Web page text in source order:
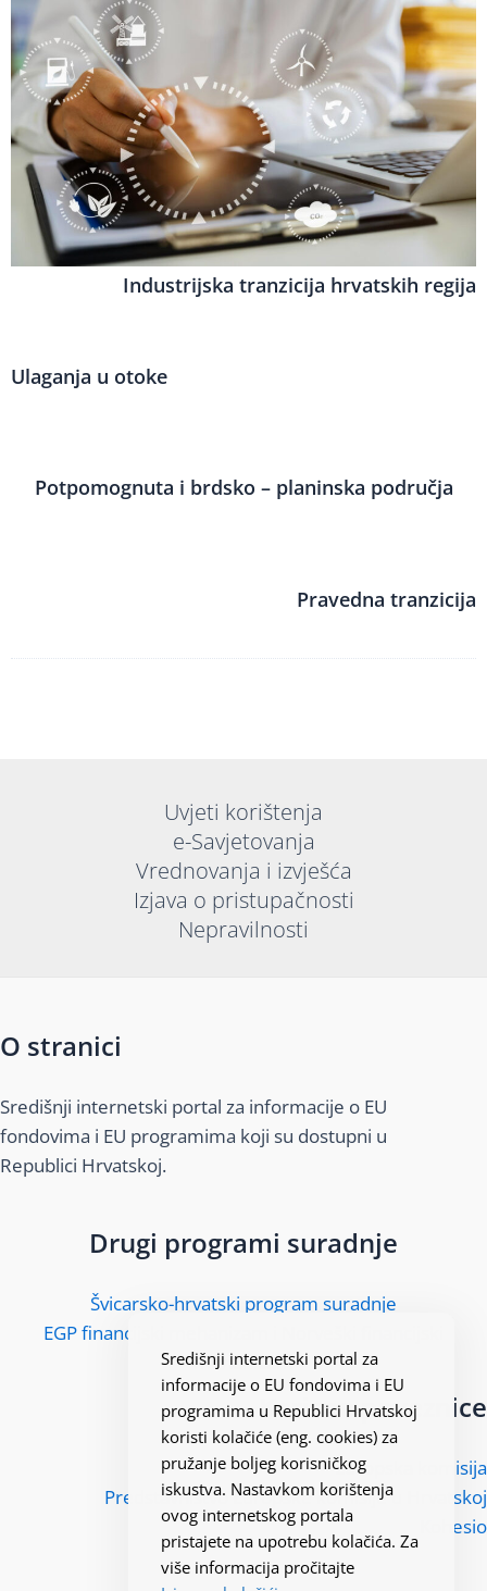
Industrijska tranzicija hrvatskih regija
Ulaganja u otoke
Potpomognuta i brdsko – planinska područja
Pravedna tranzicija
Uvjeti korištenja
e-Savjetovanja
Vrednovanja i izvješća
Izjava o pristupačnosti
Nepravilnosti
O stranici
Središnji internetski portal za informacije o EU
fondovima i EU programima koji su dostupni u
Republici Hrvatskoj.
Drugi programi suradnje
Švicarsko-hrvatski program suradnje
EGP financijski mehanizam i Norveški financijski
mehanizam
Korisne poveznice
Europska komisija
Predstavništvo Europske komisije u Hrvatskoj
Kohesio
Središnji internetski portal za
informacije o EU fondovima i EU
programima u Republici Hrvatskoj
koristi kolačiće (eng. cookies) za
pružanje boljeg korisničkog
iskustva. Nastavkom korištenja
ovog internetskog portala
pristajete na upotrebu kolačića. Za
više informacija pročitajte